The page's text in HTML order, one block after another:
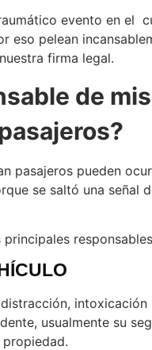
evento en el
eso pelean
firma legal.
de
pasajeros pueden
se saltó una señal
usualmente su